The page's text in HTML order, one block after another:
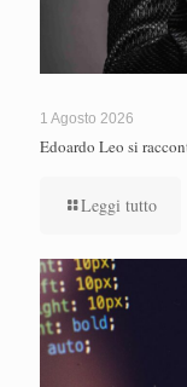
1 Agosto 2026
Edoardo Leo si
Leggi tutto